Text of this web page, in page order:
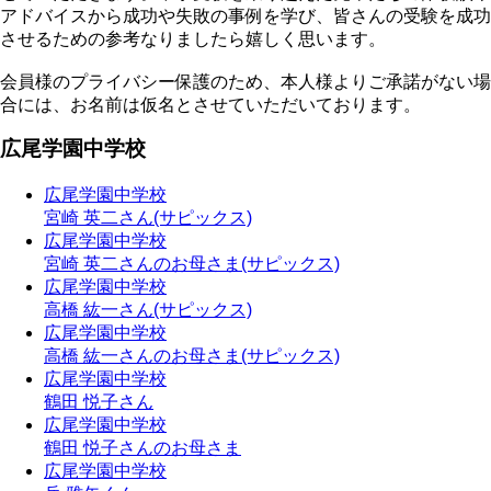
アドバイスから成功や失敗の事例を学び、皆さんの受験を成功
させるための参考なりましたら嬉しく思います。
会員様のプライバシー保護のため、本人様よりご承諾がない場
合には、お名前は仮名とさせていただいております。
広尾学園中学校
広尾学園中学校
宮崎 英二さん(サピックス)
広尾学園中学校
宮崎 英二さんのお母さま(サピックス)
広尾学園中学校
高橋 紘一さん(サピックス)
広尾学園中学校
高橋 紘一さんのお母さま(サピックス)
広尾学園中学校
鶴田 悦子さん
広尾学園中学校
鶴田 悦子さんのお母さま
広尾学園中学校